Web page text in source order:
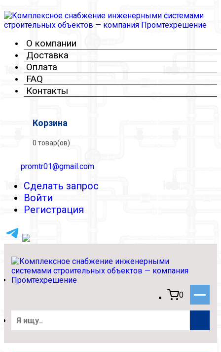
О компании
Доставка
Оплата
FAQ
Контакты
Корзина
0 товар(ов)
promtr01@gmail.com
Сделать запрос
Войти
Регистрация
0